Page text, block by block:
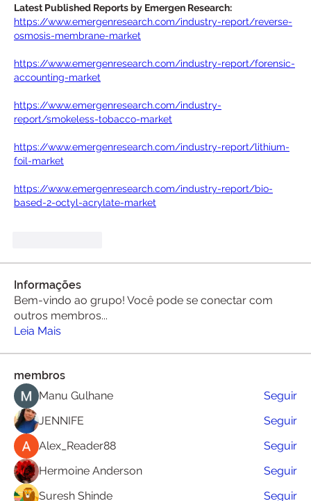
Latest Published Reports by Emergen Research:
https://www.emergenresearch.com/industry-report/reverse-
osmosis-membrane-market
https://www.emergenresearch.com/industry-report/forensic-
accounting-market
https://www.emergenresearch.com/industry-
report/smokeless-tobacco-market
https://www.emergenresearch.com/industry-report/lithium-
foil-market
https://www.emergenresearch.com/industry-report/bio-
based-2-octyl-acrylate-market
Informações
Bem-vindo ao grupo! Você pode se conectar com
outros membros...
Leia Mais
membros
Manu Gulhane
Seguir
JENNIFE
Seguir
Alex_Reader88
Seguir
Hermoine Anderson
Seguir
Suresh Shinde
Seguir